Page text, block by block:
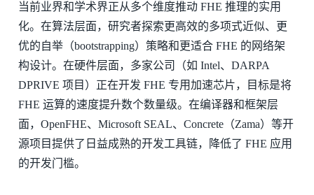
当前业界和学术界正从多个维度推动 FHE 推理的实用
化。在算法层面，研究者探索更高效的多项式近似、更
优的自举（bootstrapping）策略和更适合 FHE 的网络架
构设计。在硬件层面，多家公司（如 Intel、DARPA
DPRIVE 项目）正在开发 FHE 专用加速芯片，目标是将
FHE 运算的速度提升数个数量级。在编译器和框架层
面，OpenFHE、Microsoft SEAL、Concrete（Zama）等开
源项目提供了日益成熟的开发工具链，降低了 FHE 应用
的开发门槛。